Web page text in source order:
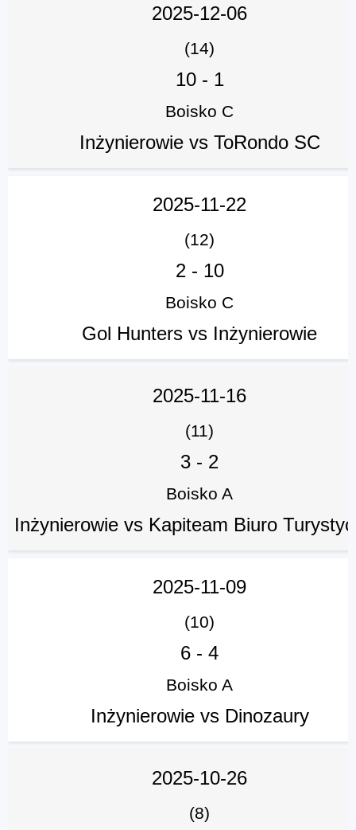
2025-12-06
(14)
10- 1
Boisko C
Inżynierowie vs ToRondo SC
2025-11-22
(12)
2- 10
Boisko C
Gol Hunters vs Inżynierowie
2025-11-16
(11)
3 - 2
Boisko A
Inżynierowie vs Kapiteam Biuro
2025-11-09
(10)
6 - 4
Boisko A
Inżynierowie vs Dinozaury
2025-10-26
(8)